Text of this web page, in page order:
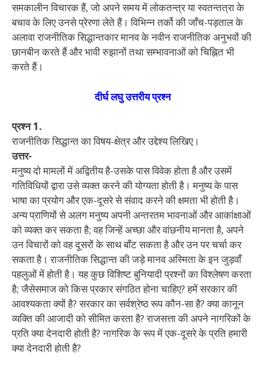
समकालीन विचारक हैं, जो अपने समय में लोकतन्त्र या स्वतन्तत्रा के
बचाव के लिए उनसे प्रेरणा लेते हैं। विभिन्न तर्को की जाँच-पड़ताल के
अलावा राजनीतिक सिद्धान्तकार मानव के नवीन राजनीतिक अनुभवों की
छानबीन करते हैं और भावी रुझानों तथा सम्भावनाओं को चिह्नित भी
करते हैं।
दीर्घ लघु उत्तरीय प्रश्न
प्रश्न 1.
राजनीतिक सिद्धान्त का विषय-क्षेत्र और उद्देश्य लिखिए।
उत्तर-
मनुष्य दो मामलों में अद्वितीय है-उसके पास विवेक होता है और उसमें
गतिविधियों द्वारा उसे व्यक्त करने की योग्यता होती है। मनुष्य के पास
भाषा का प्रयोग और एक-दूसरे से संवाद करने की क्षमता भी होती है।
अन्य प्राणियों से अलग मनुष्य अपनी अन्तरतम भावनाओं और आकांक्षाओं
को व्यक्त कर सकता है; वह जिन्हें अच्छा और वांछनीय मानता है, अपने
उन विचारों को वह दूसरों के साथ बाँट सकता है और उन पर चर्चा कर
सकता है। राजनीतिक सिद्धान्त की जड़े मानव अस्मिता के इन जुड़वाँ
पहलुओं में होती है। यह कुछ विशिष्ट बुनियादी प्रश्नों का विश्लेषण करता
है; जैसेसमाज को किस प्रकार संगठित होना चाहिए? हमें सरकार की
आवश्यकता क्यों है? सरकार का सर्वश्रेष्ठ रूप कौन-सा है? क्या कानून
व्यक्ति की आजादी को सीमित करता है? राजसत्ता की अपने नागरिकों के
प्रति क्या देनदारी होती है? नागरिक के रूप में एक-दूसरे के प्रति हमारी
क्या देनदारी होती है?